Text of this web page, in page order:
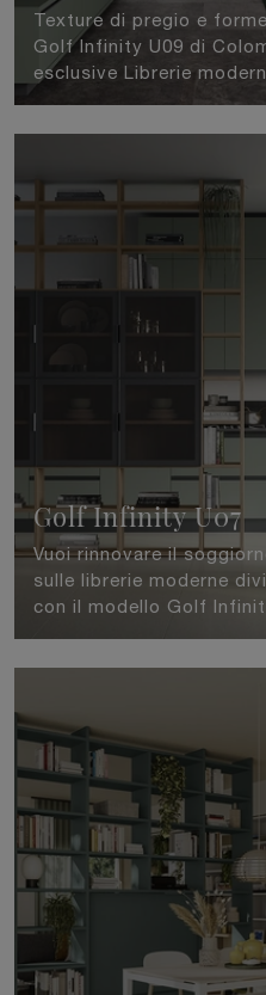
Texture di pregio e
Golf Infinity U09 di
esclusive Librerie
Golf Infinity U07
Vuoi rinnovare il
sulle librerie moderne
con il modello Golf